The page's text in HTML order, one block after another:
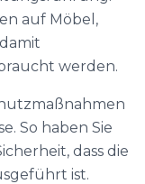
auf Möbel,
werden.
So haben Sie
dass die
ist.